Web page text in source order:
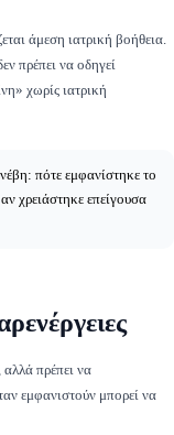
άμεση ιατρική βοήθεια.
πρέπει να οδηγεί
χωρίς ιατρική
πότε εμφανίστηκε το
χρειάστηκε επείγουσα
αλλά πρέπει να
εμφανιστούν μπορεί να